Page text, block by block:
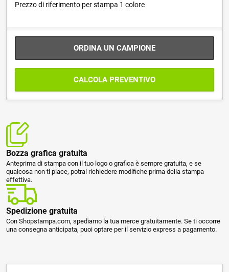
Prezzo di riferimento per stampa 1 colore
ORDINA UN CAMPIONE
CALCOLA PREVENTIVO
Bozza grafica gratuita
Anteprima di stampa con il tuo logo o grafica è sempre gratuita, e se
qualcosa non ti piace, potrai richiedere modifiche prima della stampa
effettiva.
Spedizione gratuita
Con Shopstampa.com, spediamo la tua merce gratuitamente. Se ti occorre
una consegna anticipata, puoi optare per il servizio express a pagamento.